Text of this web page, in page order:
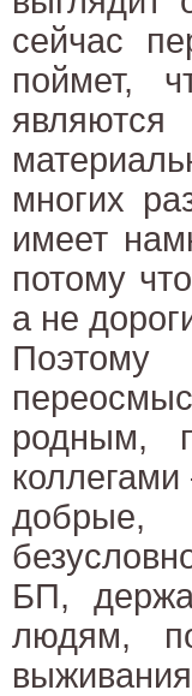
сейчас
поймет,
многих
имеет
потому
а не
родным,
добрые,
БП,
людям,